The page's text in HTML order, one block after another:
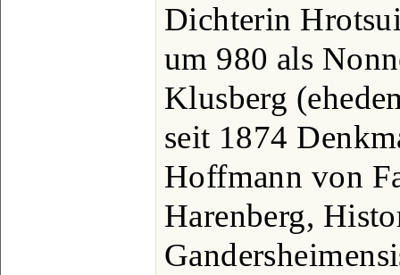
Dichterin
um 980 als
Klusberg
seit 1874
Hoffmann von
Harenberg,